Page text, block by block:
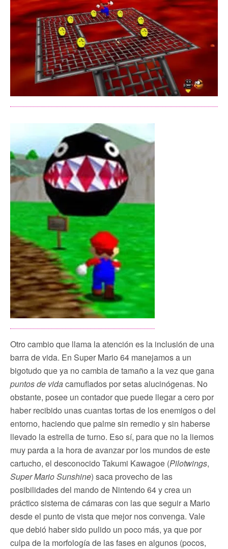
Otro cambio que llama la atención es la inclusión de una
barra de vida. En Super Mario 64 manejamos a un
bigotudo que ya no cambia de tamaño a la vez que gana
puntos de vidacamuflados por setas alucinógenas. No
obstante, posee un contador que puede llegar a cero por
haber recibido unas cuantas tortas de los enemigos o del
entorno, haciendo que palme sin remedio y sin haberse
llevado la estrella de turno. Eso sí, para que no la liemos
muy parda a la hora de avanzar por los mundos de este
cartucho, el desconocido Takumi Kawagoe (Pilotwings,
Super Mario Sunshine) saca provecho de las
posibilidades del mando de Nintendo 64 y crea un
práctico sistema de cámaras con las que seguir a Mario
desde el punto de vista que mejor nos convenga. Vale
que debió haber sido pulido un poco más, ya que por
culpa de la morfología de las fases en algunos (pocos,